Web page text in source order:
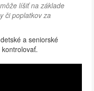
líšiť na základe
či poplatkov za
a seniorské